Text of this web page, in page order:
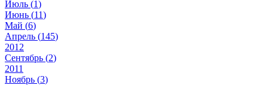
Июль (1)
Июнь (11)
Май (6)
Апрель (145)
2012
Сентябрь (2)
2011
Ноябрь (3)